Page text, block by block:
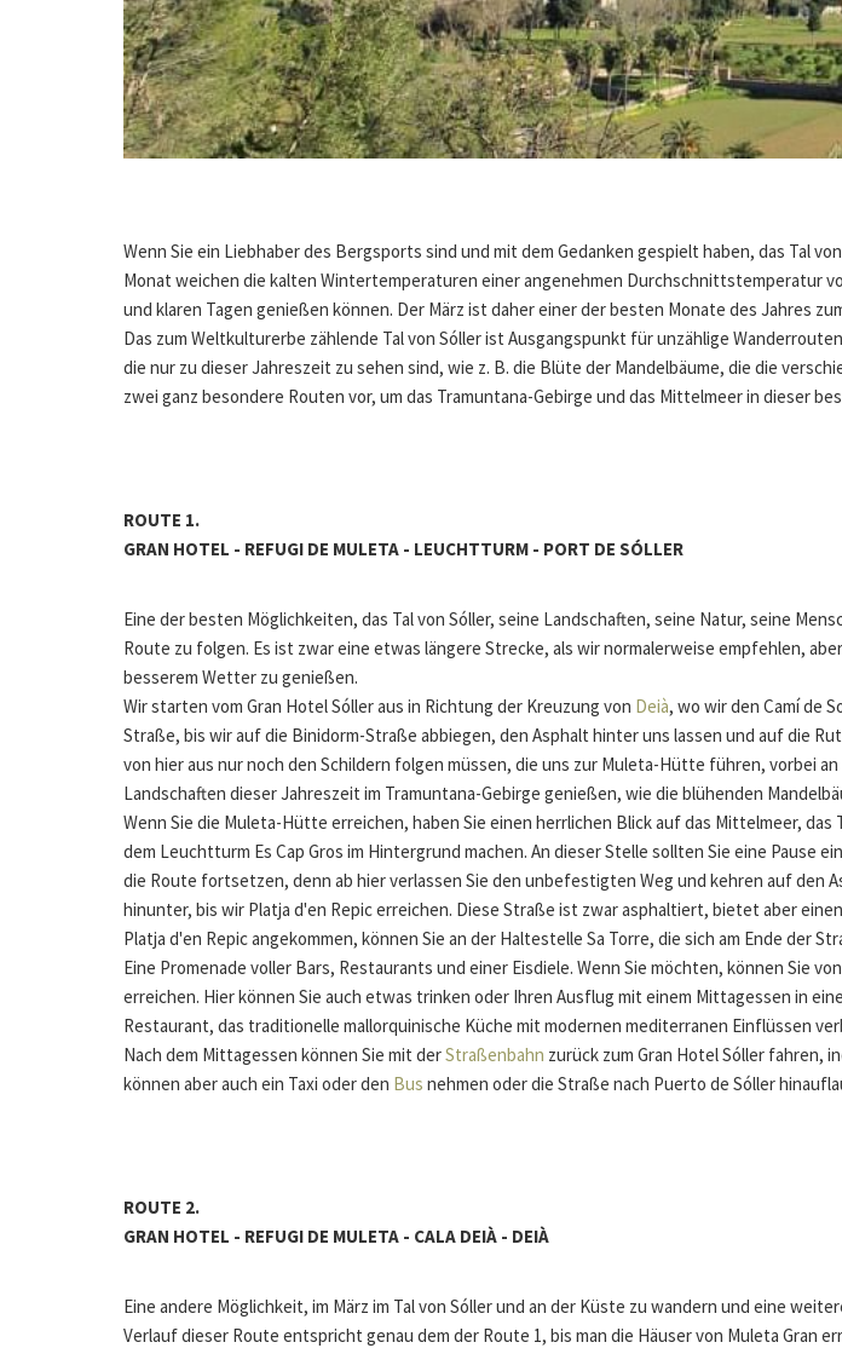
Wenn Sie ein Liebhaber des Bergsports sind und mit dem Gedanken gespielt haben, das Tal von
Monat weichen die kalten Wintertemperaturen einer angenehmen Durchschnittstemperatur
und klaren Tagen genießen können. Der März ist daher einer der besten Monate des Jahres
Das zum Weltkulturerbe zählende Tal von Sóller ist Ausgangspunkt für unzählige
die nur zu dieser Jahreszeit zu sehen sind, wie z. B. die Blüte der Mandelbäume, die die
zwei ganz besondere Routen vor, um das Tramuntana-Gebirge und das Mittelmeer in dieser
ROUTE 1.
GRAN HOTEL - REFUGI DE MULETA - LEUCHTTURM - PORT DE SÓLLER
Eine der besten Möglichkeiten, das Tal von Sóller, seine Landschaften, seine Natur, seine
Route zu folgen. Es ist zwar eine etwas längere Strecke, als wir normalerweise empfehlen,
besserem Wetter zu genießen.
Wir starten vom Gran Hotel Sóller aus in Richtung der Kreuzung von Deià, wo wir den Camí de
Straße, bis wir auf die Binidorm-Straße abbiegen, den Asphalt hinter uns lassen und auf die
von hier aus nur noch den Schildern folgen müssen, die uns zur Muleta-Hütte führen, vorbei
Landschaften dieser Jahreszeit im Tramuntana-Gebirge genießen, wie die blühenden
Wenn Sie die Muleta-Hütte erreichen, haben Sie einen herrlichen Blick auf das Mittelmeer,
dem Leuchtturm Es Cap Gros im Hintergrund machen. An dieser Stelle sollten Sie eine
die Route fortsetzen, denn ab hier verlassen Sie den unbefestigten Weg und kehren auf den
hinunter, bis wir Platja d'en Repic erreichen. Diese Straße ist zwar asphaltiert, bietet aber
Platja d'en Repic angekommen, können Sie an der Haltestelle Sa Torre, die sich am Ende
Eine Promenade voller Bars, Restaurants und einer Eisdiele. Wenn Sie möchten, können Sie
erreichen. Hier können Sie auch etwas trinken oder Ihren Ausflug mit einem Mittagessen in
Restaurant, das traditionelle mallorquinische Küche mit modernen mediterranen Einflüssen
Nach dem Mittagessen können Sie mit derStraßenbahn zurück zum Gran Hotel Sóller fahren,
können aber auch ein Taxi oder den Bus nehmen oder die Straße nach Puerto de Sóller
ROUTE 2.
GRAN HOTEL - REFUGI DE MULETA - CALA DEIÀ - DEIÀ
Eine andere Möglichkeit, im März im Tal von Sóller und an der Küste zu wandern und eine
Verlauf dieser Route entspricht genau dem der Route 1, bis man die Häuser von Muleta Gran